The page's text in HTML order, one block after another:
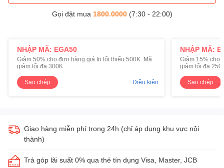
Gọi đặt mua 1800.0000(7:30 - 22:00)
NHẬP MÃ: EGA50
Giảm 50% cho đơn hàng giá trị tối thiểu 500K. Mã
giảm tối đa 300K
Sao chép Điều kiện
NHẬP MÃ:
Giảm 15% cho
giảm tối đa
Sao chép
Giao hàng miễn phí trong 24h (chỉ áp dụng khu vực nội
thành)
Trả góp lãi suất 0% qua thẻ tín dụng Visa, Master, JCB